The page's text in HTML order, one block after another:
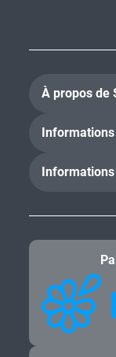
À propos de